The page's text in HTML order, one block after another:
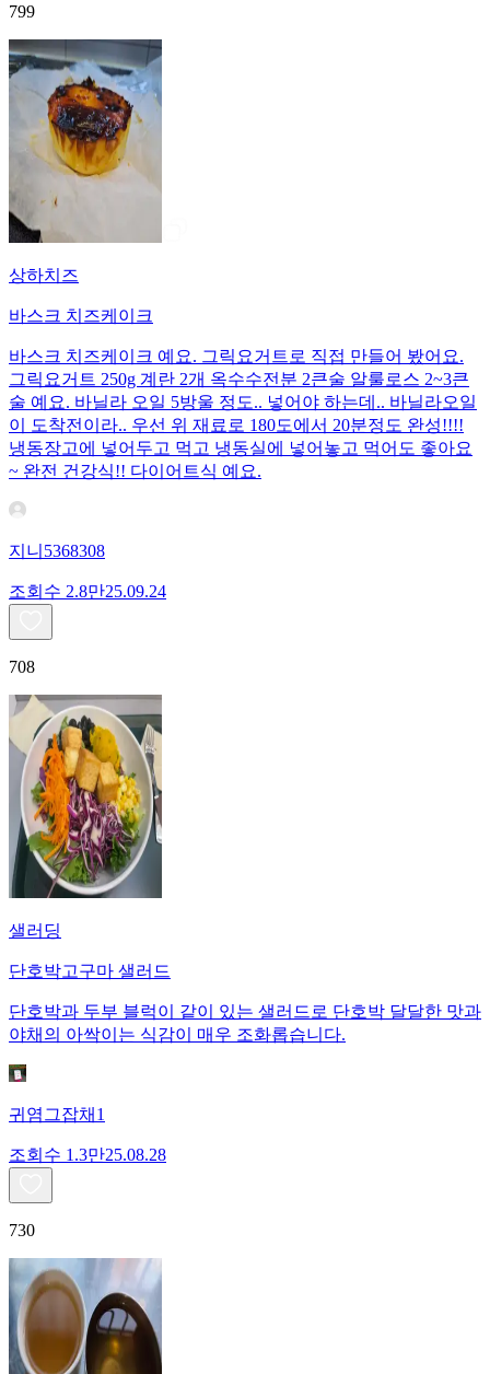
799
상하치즈
바스크 치즈케이크
바스크 치즈케이크 예요. 그릭요거트로 직접 만들어 봤어요.
그릭요거트 250g 계란 2개 옥수수전분 2큰술 알룰로스 2~3큰
술 예요. 바닐라 오일 5방울 정도.. 넣어야 하는데.. 바닐라오일
이 도착전이라.. 우선 위 재료로 180도에서 20분정도 완성!!!!
냉동장고에 넣어두고 먹고 냉동실에 넣어놓고 먹어도 좋아요
~ 완전 건강식!! 다이어트식 예요.
지니5368308
조회수 2.8만25.09.24
708
샐러딩
단호박고구마 샐러드
단호박과 두부 블럭이 같이 있는 샐러드로 단호박 달달한 맛과
야채의 아싹이는 식감이 매우 조화롭습니다.
귀염그잡채1
조회수 1.3만25.08.28
730